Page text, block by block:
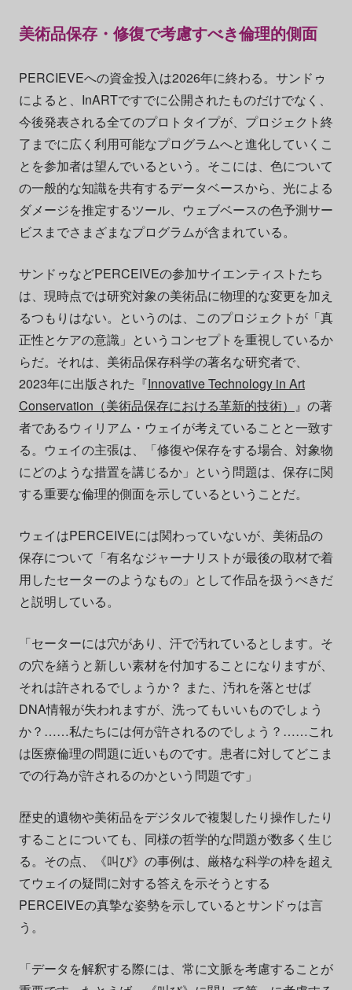
美術品保存・修復で考慮すべき倫理的側面
PERCIEVEへの資金投入は2026年に終わる。サンドゥ
によると、InARTですでに公開されたものだけでなく、
今後発表される全てのプロトタイプが、プロジェクト終
了までに広く利用可能なプログラムへと進化していくこ
とを参加者は望んでいるという。そこには、色について
の一般的な知識を共有するデータベースから、光による
ダメージを推定するツール、ウェブベースの色予測サー
ビスまでさまざまなプログラムが含まれている。
サンドゥなどPERCEIVEの参加サイエンティストたち
は、現時点では研究対象の美術品に物理的な変更を加え
るつもりはない。というのは、このプロジェクトが「真
正性とケアの意識」というコンセプトを重視しているか
らだ。それは、美術品保存科学の著名な研究者で、
2023年に出版された『Innovative Technology in Art
Conservation（美術品保存における革新的技術） 』の著
者であるウィリアム・ウェイが考えていることと一致す
る。ウェイの主張は、「修復や保存をする場合、対象物
にどのような措置を講じるか」という問題は、保存に関
する重要な倫理的側面を示しているということだ。
ウェイはPERCEIVEには関わっていないが、美術品の
保存について「有名なジャーナリストが最後の取材で着
用したセーターのようなもの」として作品を扱うべきだ
と説明している。
「セーターには穴があり、汗で汚れているとします。そ
の穴を繕うと新しい素材を付加することになりますが、
それは許されるでしょうか？ また、汚れを落とせば
DNA情報が失われますが、洗ってもいいものでしょう
か？……私たちには何が許されるのでしょう？……これ
は医療倫理の問題に近いものです。患者に対してどこま
での行為が許されるのかという問題です」
歴史的遺物や美術品をデジタルで複製したり操作したり
することについても、同様の哲学的な問題が数多く生じ
る。その点、《叫び》の事例は、厳格な科学の枠を超え
てウェイの疑問に対する答えを示そうとする
PERCEIVEの真摯な姿勢を示しているとサンドゥは言
う。
「データを解釈する際には、常に文脈を考慮することが